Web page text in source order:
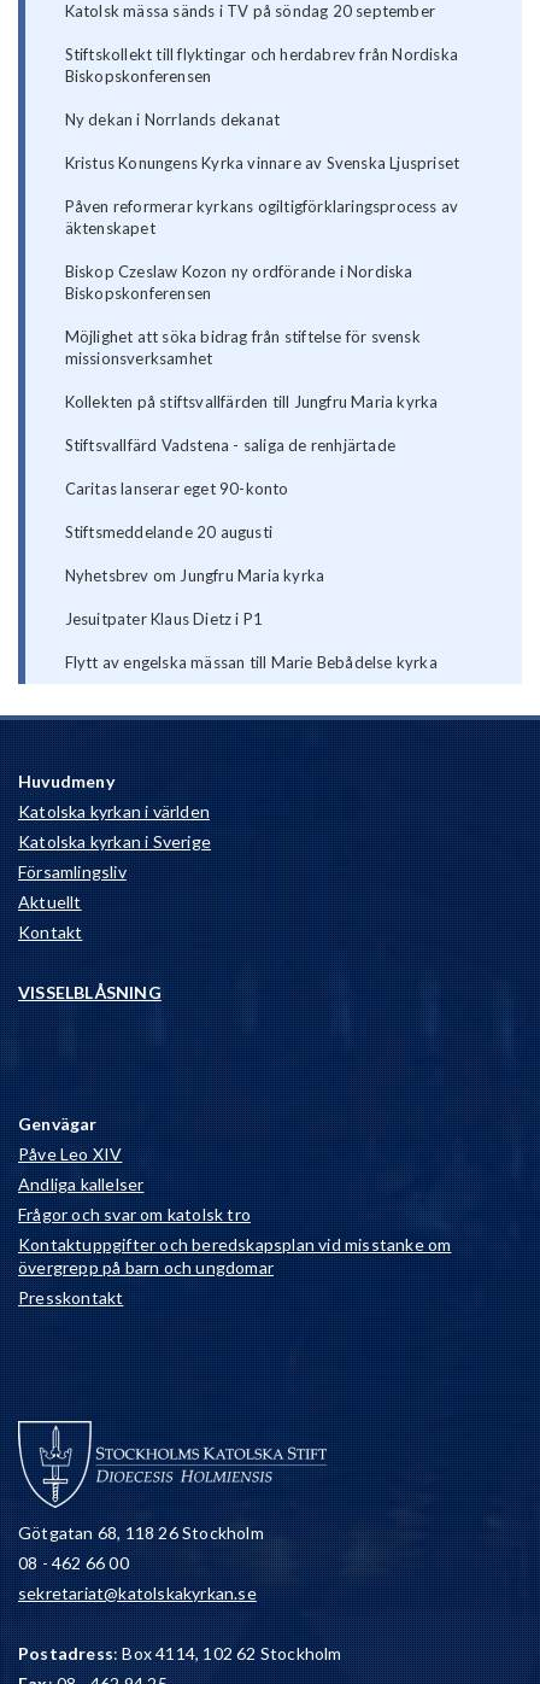
Katolsk mässa sänds i TV på söndag 20 september
Stiftskollekt till flyktingar och herdabrev från Nordiska
Biskopskonferensen
Ny dekan i Norrlands dekanat
Kristus Konungens Kyrka vinnare av Svenska Ljuspriset
Påven reformerar kyrkans ogiltigförklaringsprocess av
äktenskapet
Biskop Czeslaw Kozon ny ordförande i Nordiska
Biskopskonferensen
Möjlighet att söka bidrag från stiftelse för svensk
missionsverksamhet
Kollekten på stiftsvallfärden till Jungfru Maria kyrka
Stiftsvallfärd Vadstena - saliga de renhjärtade
Caritas lanserar eget 90-konto
Stiftsmeddelande 20 augusti
Nyhetsbrev om Jungfru Maria kyrka
Jesuitpater Klaus Dietz i P1
Flytt av engelska mässan till Marie Bebådelse kyrka
Huvudmeny
Katolska kyrkan i världen
Katolska kyrkan i Sverige
Församlingsliv
Aktuellt
Kontakt
VISSELBLÅSNING
Genvägar
Påve Leo XIV
Andliga kallelser
Frågor och svar om katolsk tro
Kontaktuppgifter och beredskapsplan vid misstanke om
övergrepp på barn och ungdomar
Presskontakt
Götgatan 68, 118 26 Stockholm
08 - 462 66 00
sekretariat@katolskakyrkan.se
Postadress: Box 4114, 102 62 Stockholm